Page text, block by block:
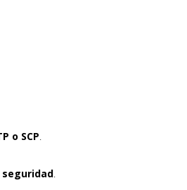
o SCP